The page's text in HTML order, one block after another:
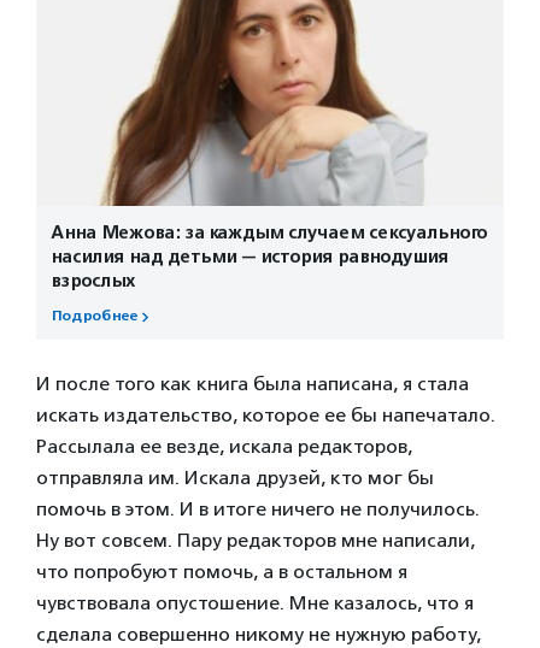
Анна Межова: за каждым случаем сексуального
насилия над детьми — история равнодушия
взрослых
Подробнее
И после того как книга была написана, я стала
искать издательство, которое ее бы напечатало.
Рассылала ее везде, искала редакторов,
отправляла им. Искала друзей, кто мог бы
помочь в этом. И в итоге ничего не получилось.
Ну вот совсем. Пару редакторов мне написали,
что попробуют помочь, а в остальном я
чувствовала опустошение. Мне казалось, что я
сделала совершенно никому не нужную работу,